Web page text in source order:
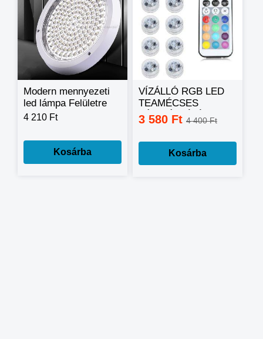
Modern mennyezeti
led lámpa Felületre
rögzíthetó ( konyha,
30 cm
4 210 Ft
Kosárba
VÍZÁLLÓ RGB LED
TEAMÉCSES
TÁVIRÁNYÍTÓVAL
10DB - RGB
3 580 Ft 4 400 Ft
Kosárba